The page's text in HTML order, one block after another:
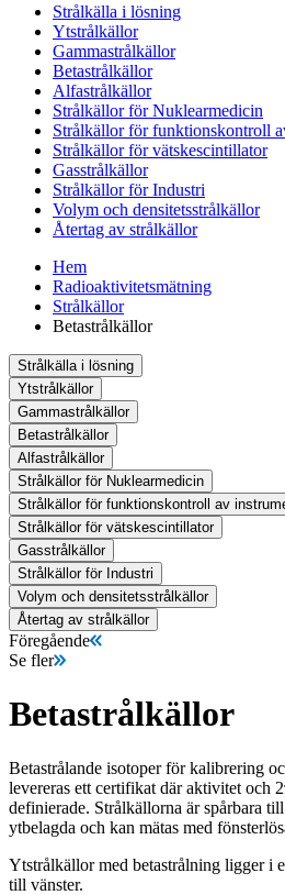
Strålkälla i lösning
Ytstrålkällor
Gammastrålkällor
Betastrålkällor
Alfastrålkällor
Strålkällor för Nuklearmedicin
Strålkällor för funktionskontroll
Strålkällor för vätskescintillator
Gasstrålkällor
Strålkällor för Industri
Volym och densitetsstrålkällor
Återtag av strålkällor
Hem
Radioaktivitetsmätning
Strålkällor
Betastrålkällor
Strålkälla i lösning
Ytstrålkällor
Gammastrålkällor
Betastrålkällor
Alfastrålkällor
Strålkällor för Nuklearmedicin
Strålkällor för funktionskontroll av
Strålkällor för vätskescintillator
Gasstrålkällor
Strålkällor för Industri
Volym och densitetsstrålkällor
Återtag av strålkällor
Föregående
Se fler
Betastrålkällor
Betastrålande isotoper för kalibrering
levereras ett certifikat där aktivitet och
definierade. Strålkällorna är spårbara
ytbelagda och kan mätas med
Ytstrålkällor med betastrålning ligger i
till vänster.